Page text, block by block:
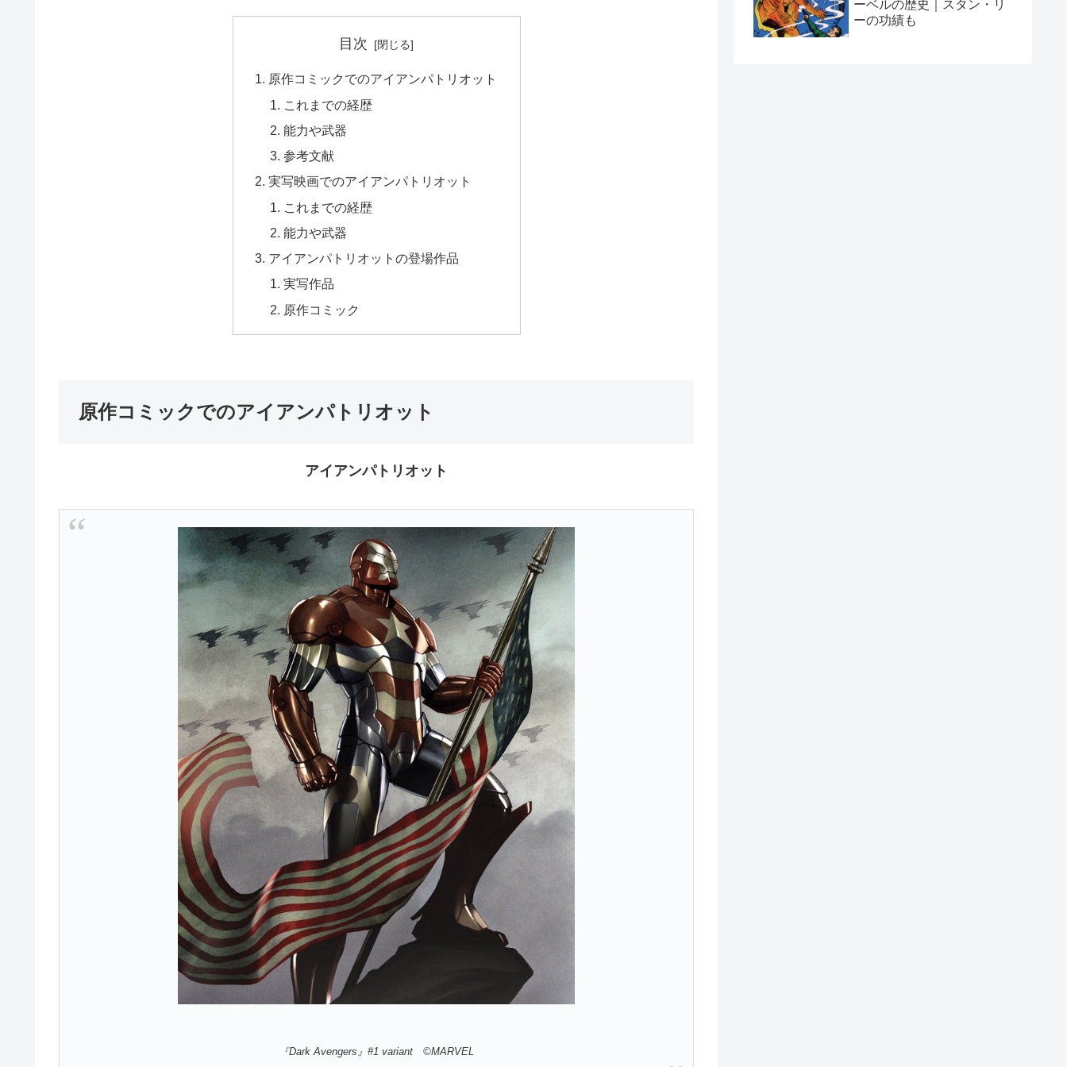
目次
原作コミックでのアイアンパトリオット
これまでの経歴
能力や武器
参考文献
実写映画でのアイアンパトリオット
これまでの経歴
能力や武器
アイアンパトリオットの登場作品
実写作品
原作コミック
原作コミックでのアイアンパトリオット
アイアンパトリオット
『Dark Avengers』#1 variant ©MARVEL
ーベルの歴史｜スタン・リ
ーの功績も